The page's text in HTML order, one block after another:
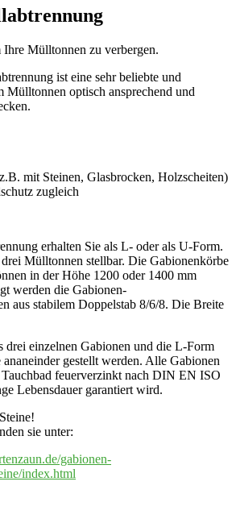
Mülltonnen zu verbergen.
ist eine sehr beliebte und
Mülltonnen optisch ansprechend und
mit Steinen, Glasbrocken, Holzscheiten)
zugleich
erhalten Sie als L- oder als U-Form.
Mülltonnen stellbar. Die Gabionenkörbe
in der Höhe 1200 oder 1400 mm
werden die Gabionen-
aus stabilem Doppelstab 8/6/8. Die Breite
drei einzelnen Gabionen und die L-Form
gestellt werden. Alle Gabionen
feuerverzinkt nach DIN EN ISO
Lebensdauer garantiert wird.
sie unter:
gabionen-
index.html